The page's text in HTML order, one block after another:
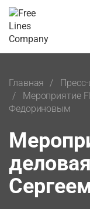
Главная
Мероприятие
Федориновым